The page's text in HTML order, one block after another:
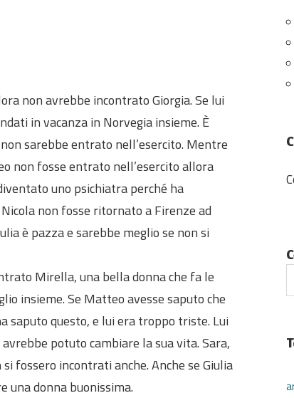
non avrebbe incontrato Giorgia. Se lui
in vacanza in Norvegia insieme. È
sarebbe entrato nell’esercito. Mentre
non fosse entrato nell’esercito allora
uno psichiatra perché ha
non fosse ritornato a Firenze ad
è pazza e sarebbe meglio se non si
Mirella, una bella donna che fa le
insieme. Se Matteo avesse saputo che
saputo questo, e lui era troppo triste. Lui
potuto cambiare la sua vita. Sara,
fossero incontrati anche. Anche se Giulia
una donna buonissima.